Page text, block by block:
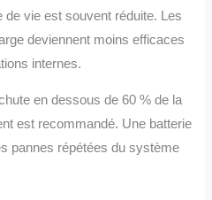
de vie est souvent réduite. Les
deviennent moins efficaces
internes.
en dessous de 60 % de la
est recommandé. Une batterie
pannes répétées du système